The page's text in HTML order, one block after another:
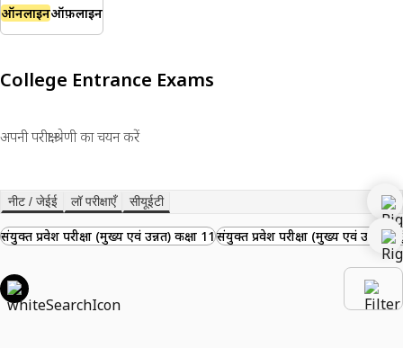
College Entrance Exams
अपनी परीक्षा श्रेणी का चयन करें
ऑनलाइनऑफ़लाइन
नीट / जेईई लॉ परीक्षाएँ सीयूईटी
संयुक्त प्रवेश परीक्षा (मुख्य एवं उन्नत) कक्षा 11संयुक्त प्रवेश परीक्षा (मुख्य एवं उन्नत)